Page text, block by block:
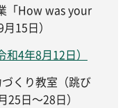
「How was your
15日）
4年8月12日）
くり教室（跳び
日～28日）